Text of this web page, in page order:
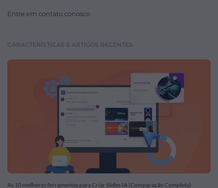
Entre em contato conosco
CARACTERÍSTICAS E ARTIGOS RECENTES
As 10 melhores ferramentas para Criar Slides IA (Comparação Completa)